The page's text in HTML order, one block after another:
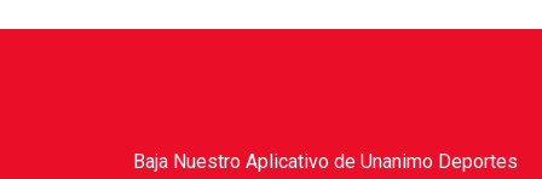
Baja Nuestro Aplicativo de Unanimo Deportes